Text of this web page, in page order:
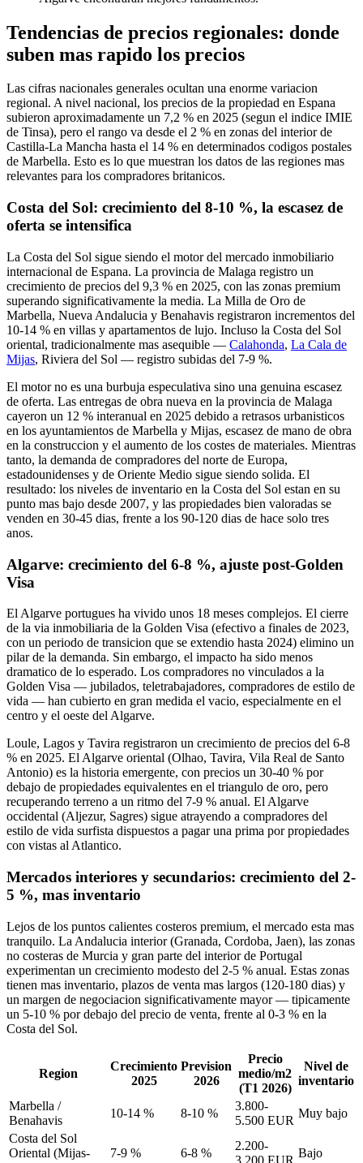
Tendencias de precios regionales: donde
suben mas rapido los precios
Las cifras nacionales generales ocultan una enorme variacion
regional. A nivel nacional, los precios de la propiedad en Espana
subieron aproximadamente un 7,2 % en 2025 (segun el indice IMIE
de Tinsa), pero el rango va desde el 2 % en zonas del interior de
Castilla-La Mancha hasta el 14 % en determinados codigos postales
de Marbella. Esto es lo que muestran los datos de las regiones mas
relevantes para los compradores britanicos.
Costa del Sol: crecimiento del 8-10 %, la escasez de
oferta se intensifica
La Costa del Sol sigue siendo el motor del mercado inmobiliario
internacional de Espana. La provincia de Malaga registro un
crecimiento de precios del 9,3 % en 2025, con las zonas premium
superando significativamente la media. La Milla de Oro de
Marbella, Nueva Andalucia y Benahavis registraron incrementos del
10-14 % en villas y apartamentos de lujo. Incluso la Costa del Sol
oriental, tradicionalmente mas asequible — Calahonda, La Cala de
Mijas, Riviera del Sol — registro subidas del 7-9 %.
El motor no es una burbuja especulativa sino una genuina escasez
de oferta. Las entregas de obra nueva en la provincia de Malaga
cayeron un 12 % interanual en 2025 debido a retrasos urbanisticos
en los ayuntamientos de Marbella y Mijas, escasez de mano de obra
en la construccion y el aumento de los costes de materiales. Mientras
tanto, la demanda de compradores del norte de Europa,
estadounidenses y de Oriente Medio sigue siendo solida. El
resultado: los niveles de inventario en la Costa del Sol estan en su
punto mas bajo desde 2007, y las propiedades bien valoradas se
venden en 30-45 dias, frente a los 90-120 dias de hace solo tres
anos.
Algarve: crecimiento del 6-8 %, ajuste post-Golden
Visa
El Algarve portugues ha vivido unos 18 meses complejos. El cierre
de la via inmobiliaria de la Golden Visa (efectivo a finales de 2023,
con un periodo de transicion que se extendio hasta 2024) elimino un
pilar de la demanda. Sin embargo, el impacto ha sido menos
dramatico de lo esperado. Los compradores no vinculados a la
Golden Visa — jubilados, teletrabajadores, compradores de estilo de
vida — han cubierto en gran medida el vacio, especialmente en el
centro y el oeste del Algarve.
Loule, Lagos y Tavira registraron un crecimiento de precios del 6-8
% en 2025. El Algarve oriental (Olhao, Tavira, Vila Real de Santo
Antonio) es la historia emergente, con precios un 30-40 % por
debajo de propiedades equivalentes en el triangulo de oro, pero
recuperando terreno a un ritmo del 7-9 % anual. El Algarve
occidental (Aljezur, Sagres) sigue atrayendo a compradores del
estilo de vida surfista dispuestos a pagar una prima por propiedades
con vistas al Atlantico.
Mercados interiores y secundarios: crecimiento del 2-
5 %, mas inventario
Lejos de los puntos calientes costeros premium, el mercado esta mas
tranquilo. La Andalucia interior (Granada, Cordoba, Jaen), las zonas
no costeras de Murcia y gran parte del interior de Portugal
experimentan un crecimiento modesto del 2-5 % anual. Estas zonas
tienen mas inventario, plazos de venta mas largos (120-180 dias) y
un margen de negociacion significativamente mayor — tipicamente
un 5-10 % por debajo del precio de venta, frente al 0-3 % en la
Costa del Sol.
Region
Crecimiento
2025
Prevision
2026
Precio
medio/m2
(T1 2026)
Nivel de
inventario
Marbella /
Benahavis
10-14 % 8-10 %
3.800-
5.500 EUR
Muy bajo
Costa del Sol
Oriental (Mijas-
7-9 % 6-8 %
2.200-
3.200 EUR
Bajo